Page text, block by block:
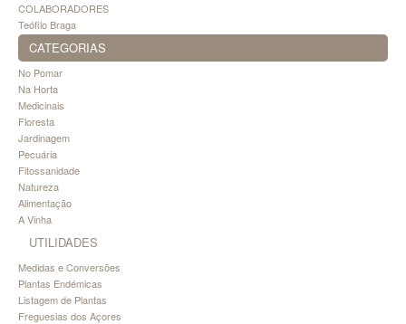
COLABORADORES
Teófilo Braga
CATEGORIAS
No Pomar
Na Horta
Medicinais
Floresta
Jardinagem
Pecuária
Fitossanidade
Natureza
Alimentação
A Vinha
UTILIDADES
Medidas e Conversões
Plantas Endémicas
Listagem de Plantas
Freguesias dos Açores